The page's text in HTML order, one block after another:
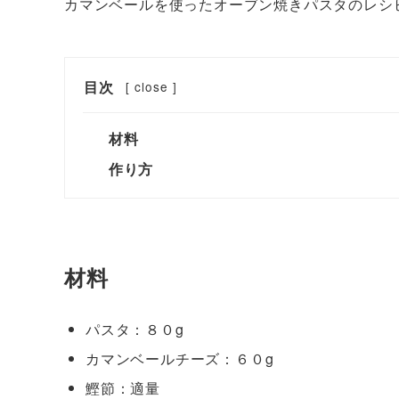
目次 [ close ]
材料
作り方
材料
パスタ：８０g
カマンベールチーズ：６０g
鰹節：適量